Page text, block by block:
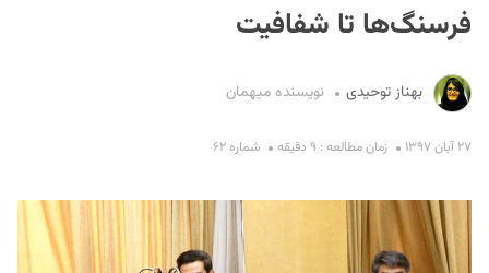
فرسنگ‌ها تا شفافیت
بهناز توحیدی نویسنده میهمان
۲۷ آبان ۱۳۹۷ زمان مطالعه : ۹ دقیقه شماره ۶۲